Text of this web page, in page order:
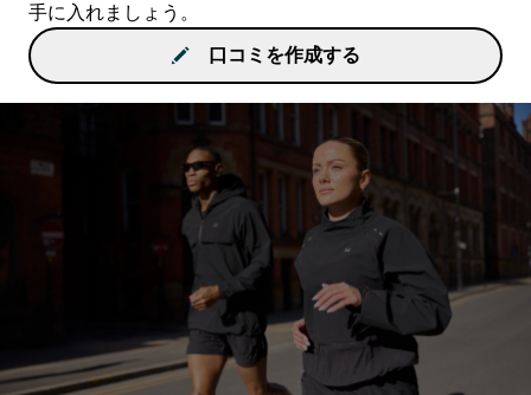
手に入れましょう。
口コミを作成する